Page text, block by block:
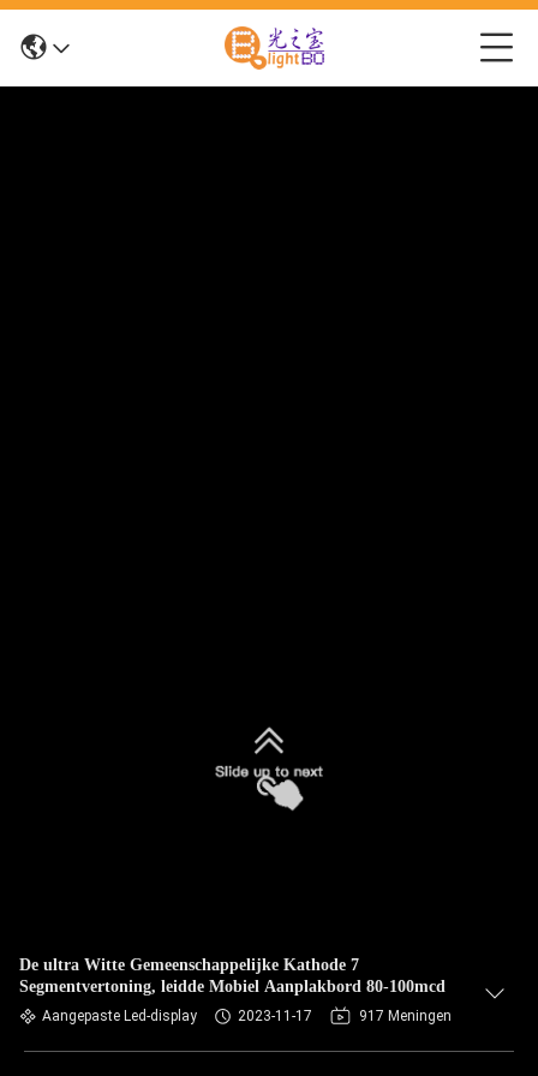
De ultra Witte Gemeenschappelijke Kathode 7
Segmentvertoning, leidde Mobiel Aanplakbord 80-100mcd
Aangepaste Led-display 2023-11-17 917 Meningen